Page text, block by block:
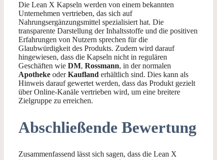
Die Lean X Kapseln werden von einem bekannten
Unternehmen vertrieben, das sich auf
Nahrungsergänzungsmittel spezialisiert hat. Die
transparente Darstellung der Inhaltsstoffe und die positiven
Erfahrungen von Nutzern sprechen für die
Glaubwürdigkeit des Produkts. Zudem wird darauf
hingewiesen, dass die Kapseln nicht in regulären
Geschäften wie DM, Rossmann, in der normalen
Apotheke oderKaufland erhältlich sind. Dies kann als
Hinweis darauf gewertet werden, dass das Produkt gezielt
über Online-Kanäle vertrieben wird, um eine breitere
Zielgruppe zu erreichen.
Abschließende Bewertung
Zusammenfassend lässt sich sagen, dass die Lean X